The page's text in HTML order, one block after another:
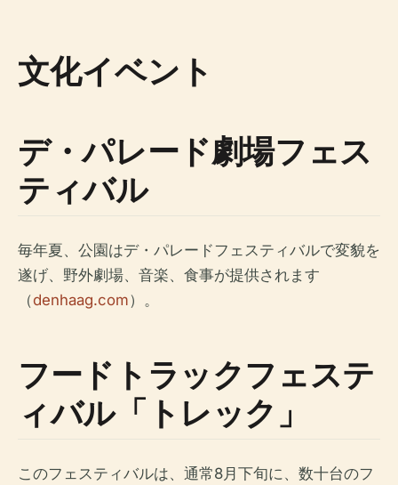
文化イベント
デ・パレード劇場フェス
ティバル
毎年夏、公園はデ・パレードフェスティバルで変貌を
遂げ、野外劇場、音楽、食事が提供されます
（denhaag.com）。
フードトラックフェステ
ィバル「トレック」
このフェスティバルは、通常8月下旬に、数十台のフ